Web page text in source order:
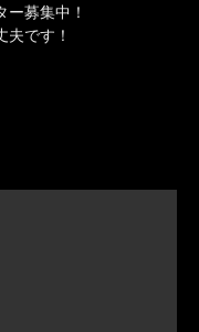
ー募集中！
です！